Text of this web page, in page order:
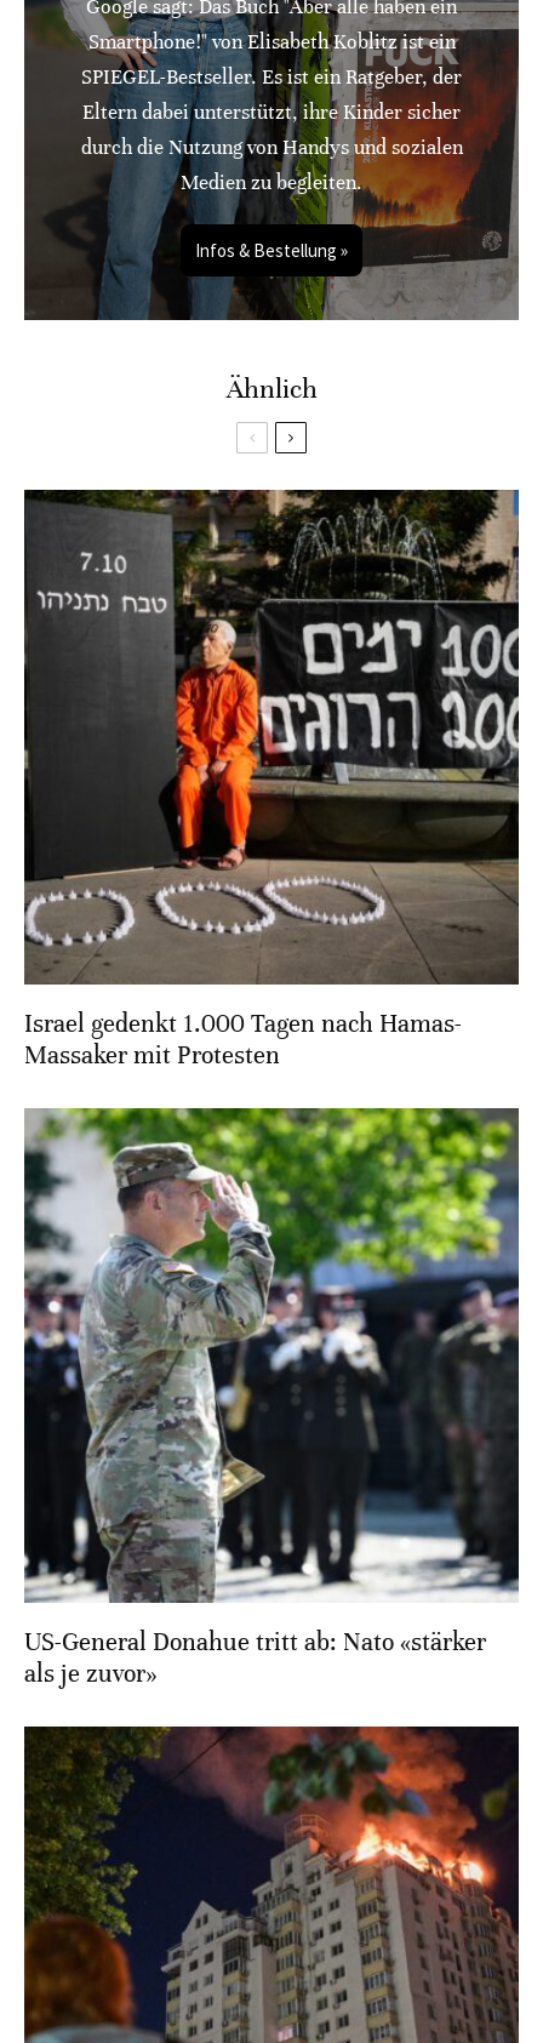
Google sagt: Das Buch "Aber alle haben ein
Smartphone!" von Elisabeth Koblitz ist ein
SPIEGEL-Bestseller. Es ist ein Ratgeber, der
Eltern dabei unterstützt, ihre Kinder sicher
durch die Nutzung von Handys und sozialen
Medien zu begleiten.
Infos & Bestellung »
Ähnlich
Israel gedenkt 1.000 Tagen nach Hamas-
Massaker mit Protesten
US-General Donahue tritt ab: Nato «stärker
als je zuvor»